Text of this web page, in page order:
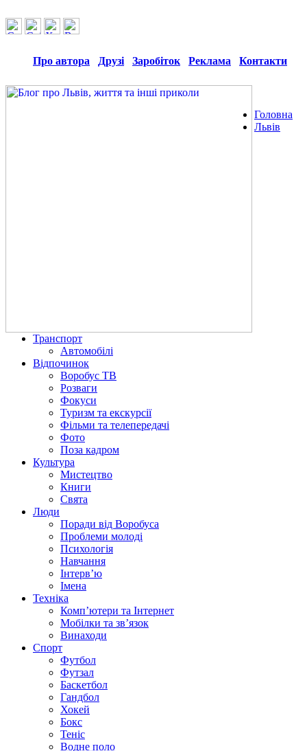
Про автора Друзі Заробіток Реклама Контакти
Головна
Львів
Транспорт
Автомобілі
Відпочинок
Воробус ТВ
Розваги
Фокуси
Туризм та екскурсії
Фільми та телепередачі
Фото
Поза кадром
Культура
Мистецтво
Книги
Свята
Люди
Поради від Воробуса
Проблеми молоді
Психологія
Навчання
Інтерв’ю
Імена
Техніка
Комп’ютери та Інтернет
Мобілки та зв’язок
Винаходи
Спорт
Футбол
Футзал
Баскетбол
Гандбол
Хокей
Бокс
Теніс
Водне поло